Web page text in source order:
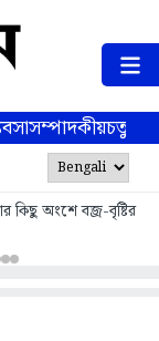
সম্পাদকীয়
কিছু অংশে বজ্র-বৃষ্টির